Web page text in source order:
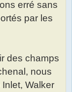
erré sans
par les
des champs
nous
Walker